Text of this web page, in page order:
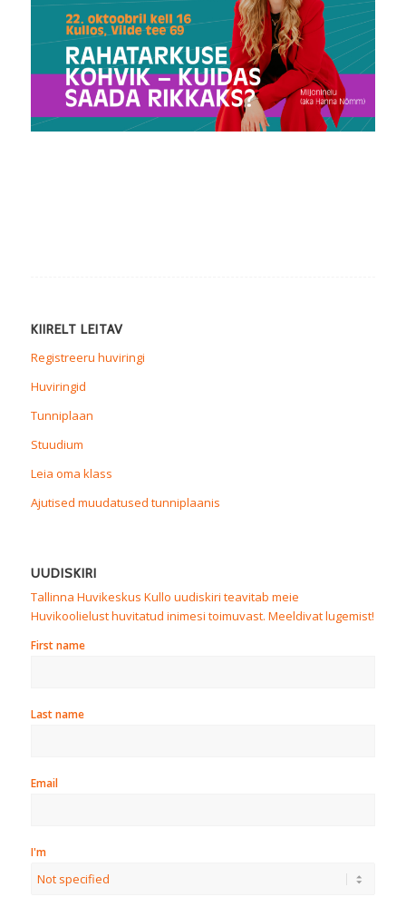
KIIRELT LEITAV
Registreeru huviringi
Huviringid
Tunniplaan
Stuudium
Leia oma klass
Ajutised muudatused tunniplaanis
UUDISKIRI
Tallinna Huvikeskus Kullo uudiskiri teavitab meie
Huvikoolielust huvitatud inimesi toimuvast. Meeldivat lugemist!
First name
Last name
Email
I'm